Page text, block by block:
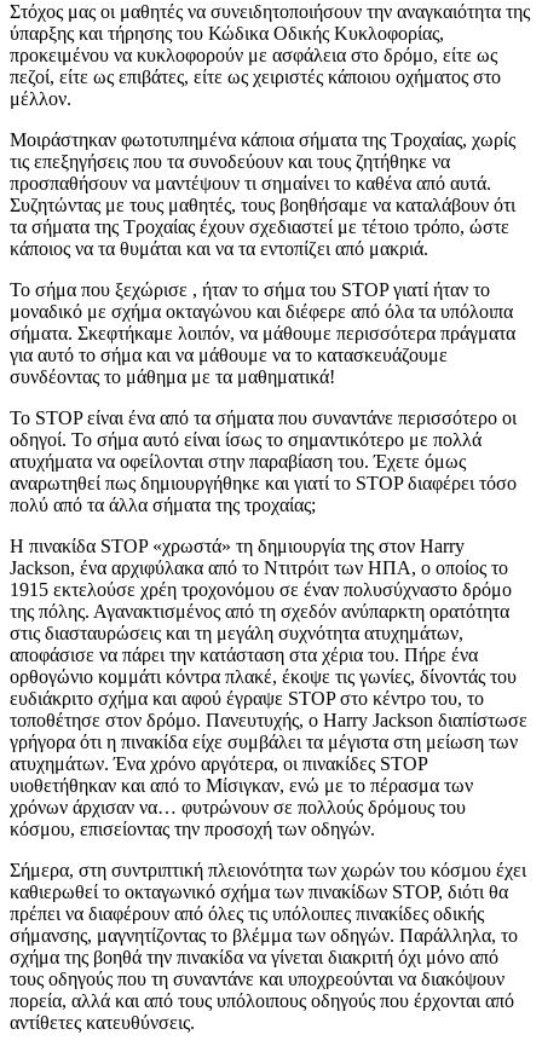
Στόχος μας οι μαθητές να συνειδητοποιήσουν την αναγκαιότητα της
ύπαρξης και τήρησης του Κώδικα Οδικής Κυκλοφορίας,
προκειμένου να κυκλοφορούν με ασφάλεια στο δρόμο, είτε ως
πεζοί, είτε ως επιβάτες, είτε ως χειριστές κάποιου οχήματος στο
μέλλον.
Μοιράστηκαν φωτοτυπημένα κάποια σήματα της Τροχαίας, χωρίς
τις επεξηγήσεις που τα συνοδεύουν και τους ζητήθηκε να
προσπαθήσουν να μαντέψουν τι σημαίνει το καθένα από αυτά.
Συζητώντας με τους μαθητές, τους βοηθήσαμε να καταλάβουν ότι
τα σήματα της Τροχαίας έχουν σχεδιαστεί με τέτοιο τρόπο, ώστε
κάποιος να τα θυμάται και να τα εντοπίζει από μακριά.
Το σήμα που ξεχώρισε , ήταν το σήμα του STOP γιατί ήταν το
μοναδικό με σχήμα οκταγώνου και διέφερε από όλα τα υπόλοιπα
σήματα. Σκεφτήκαμε λοιπόν, να μάθουμε περισσότερα πράγματα
για αυτό το σήμα και να μάθουμε να το κατασκευάζουμε
συνδέοντας το μάθημα με τα μαθηματικά!
Το STOP είναι ένα από τα σήματα που συναντάνε περισσότερο οι
οδηγοί. Το σήμα αυτό είναι ίσως το σημαντικότερο με πολλά
ατυχήματα να οφείλονται στην παραβίαση του. Έχετε όμως
αναρωτηθεί πως δημιουργήθηκε και γιατί το STOP διαφέρει τόσο
πολύ από τα άλλα σήματα της τροχαίας;
Η πινακίδα STOP «χρωστά» τη δημιουργία της στον Harry
Jackson, ένα αρχιφύλακα από το Ντιτρόιτ των ΗΠΑ, ο οποίος το
1915 εκτελούσε χρέη τροχονόμου σε έναν πολυσύχναστο δρόμο
της πόλης. Αγανακτισμένος από τη σχεδόν ανύπαρκτη ορατότητα
στις διασταυρώσεις και τη μεγάλη συχνότητα ατυχημάτων,
αποφάσισε να πάρει την κατάσταση στα χέρια του. Πήρε ένα
ορθογώνιο κομμάτι κόντρα πλακέ, έκοψε τις γωνίες, δίνοντάς του
ευδιάκριτο σχήμα και αφού έγραψε STOP στο κέντρο του, το
τοποθέτησε στον δρόμο. Πανευτυχής, ο Harry Jackson διαπίστωσε
γρήγορα ότι η πινακίδα είχε συμβάλει τα μέγιστα στη μείωση των
ατυχημάτων. Ένα χρόνο αργότερα, οι πινακίδες STOP
υιοθετήθηκαν και από το Μίσιγκαν, ενώ με το πέρασμα των
χρόνων άρχισαν να… φυτρώνουν σε πολλούς δρόμους του
κόσμου, επισείοντας την προσοχή των οδηγών.
Σήμερα, στη συντριπτική πλειονότητα των χωρών του κόσμου έχει
καθιερωθεί το οκταγωνικό σχήμα των πινακίδων STOP, διότι θα
πρέπει να διαφέρουν από όλες τις υπόλοιπες πινακίδες οδικής
σήμανσης, μαγνητίζοντας το βλέμμα των οδηγών. Παράλληλα, το
σχήμα της βοηθά την πινακίδα να γίνεται διακριτή όχι μόνο από
τους οδηγούς που τη συναντάνε και υποχρεούνται να διακόψουν
πορεία, αλλά και από τους υπόλοιπους οδηγούς που έρχονται από
αντίθετες κατευθύνσεις.